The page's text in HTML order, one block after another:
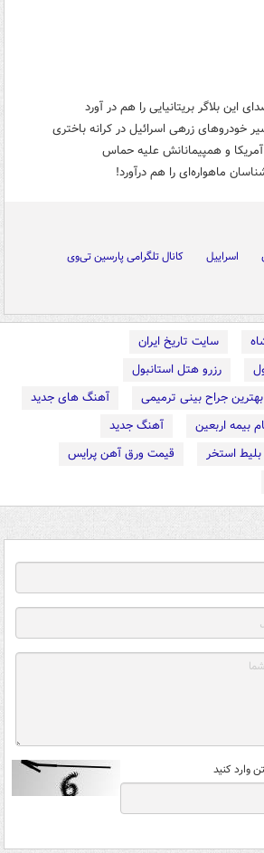
این بلاگر بریتانیایی را هم در آورد
خودروهای زرهی اسرائیل در کرانه باختری
و همپیمانانش علیه حماس
ماهواره‌ای را هم درآورد!
اسراییل
کانال تلگرامی پارسین تی‌وی
سایت تاریخ ایران
رزرو هتل استانبول
بهترین جراح بینی ترمیمی
آهنگ های جدید
بیمه اربعین
آهنگ جدید
استخر
قیمت ورق آهن پرایس
وارد کنید